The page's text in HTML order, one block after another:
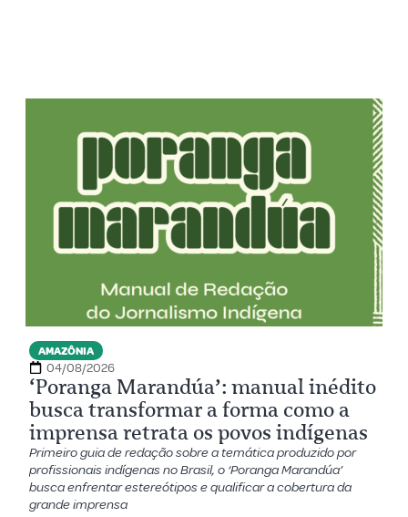
AMAZÔNIA
04/08/2026
‘Poranga Marandúa’: manual inédito
busca transformar a forma como a
imprensa retrata os povos indígenas
Primeiro guia de redação sobre a temática produzido por
profissionais indígenas no Brasil, o ‘Poranga Marandúa’
busca enfrentar estereótipos e qualificar a cobertura da
grande imprensa